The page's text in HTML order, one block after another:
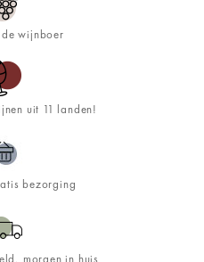
wijnboer
uit 11 landen!
bezorging
morgen in huis